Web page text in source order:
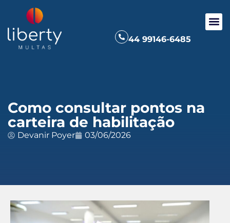
44 99146-6485
Como consultar pontos na
carteira de habilitação
Devanir Poyer 03/06/2026